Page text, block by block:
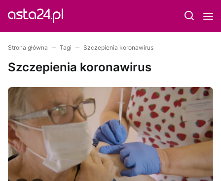
Strona główna Tagi Szczepienia koronawirus
Szczepienia koronawirus